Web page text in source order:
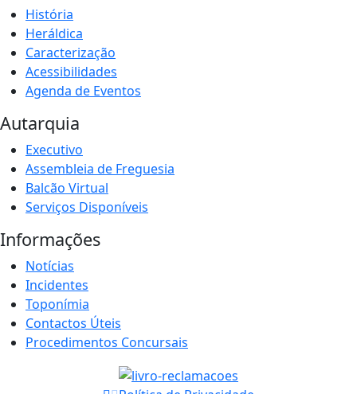
História
Heráldica
Caracterização
Acessibilidades
Agenda de Eventos
Autarquia
Executivo
Assembleia de Freguesia
Balcão Virtual
Serviços Disponíveis
Informações
Notícias
Incidentes
Toponímia
Contactos Úteis
Procedimentos Concursais